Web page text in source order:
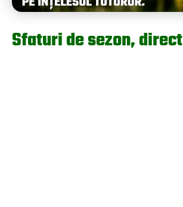
Sfaturi de sezon,